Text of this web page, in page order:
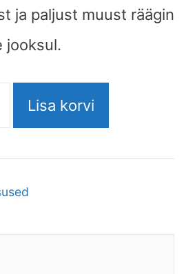
ja paljust muust räägin
jooksul.
Lisa korvi